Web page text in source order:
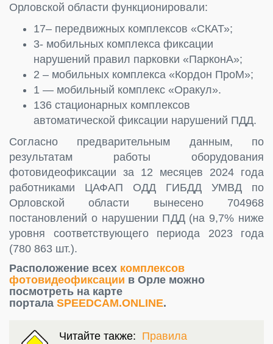
Орловской области функционировали:
17– передвижных комплексов «СКАТ»;
3- мобильных комплекса фиксации
нарушений правил парковки «ПарконА»;
2 – мобильных комплекса «Кордон ПроМ»;
1 — мобильный комплекс «Оракул».
136 стационарных комплексов
автоматической фиксации нарушений ПДД.
Согласно предварительным данным, по
результатам работы оборудования
фотовидеофиксации за 12 месяцев 2024 года
работниками ЦАФАП ОДД ГИБДД УМВД по
Орловской области вынесено 704968
постановлений о нарушении ПДД (на 9,7% ниже
уровня соответствующего периода 2023 года
(780 863 шт.).
Расположение всех комплексов
фотовидеофиксации в Орле можно
посмотреть на карте
портала SPEEDCAM.ONLINE.
Читайте также: Правила